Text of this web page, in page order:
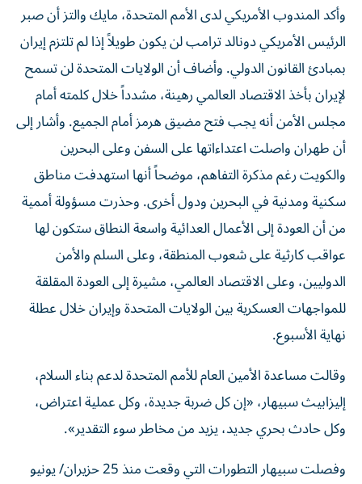
وأكد المندوب الأمريكي لدى الأمم المتحدة، مايك والتز أن صبر
الرئيس الأمريكي دونالد ترامب لن يكون طويلاً إذا لم تلتزم إيران
بمبادئ القانون الدولي. وأضاف أن الولايات المتحدة لن تسمح
لإيران بأخذ الاقتصاد العالمي رهينة، مشدداً خلال كلمته أمام
مجلس الأمن أنه يجب فتح مضيق هرمز أمام الجميع. وأشار إلى
أن طهران واصلت اعتداءاتها على السفن وعلى البحرين
والكويت رغم مذكرة التفاهم، موضحاً أنها استهدفت مناطق
سكنية ومدنية في البحرين ودول أخرى. وحذرت مسؤولة أممية
من أن العودة إلى الأعمال العدائية واسعة النطاق ستكون لها
عواقب كارثية على شعوب المنطقة، وعلى السلم والأمن
الدوليين، وعلى الاقتصاد العالمي، مشيرة إلى العودة المقلقة
للمواجهات العسكرية بين الولايات المتحدة وإيران خلال عطلة
نهاية الأسبوع.
وقالت مساعدة الأمين العام للأمم المتحدة لدعم بناء السلام،
إليزابيث سبيهار، «إن كل ضربة جديدة، وكل عملية اعتراض،
وكل حادث بحري جديد، يزيد من مخاطر سوء التقدير».
وفصلت سبيهار التطورات التي وقعت منذ 25 حزيران/ يونيو